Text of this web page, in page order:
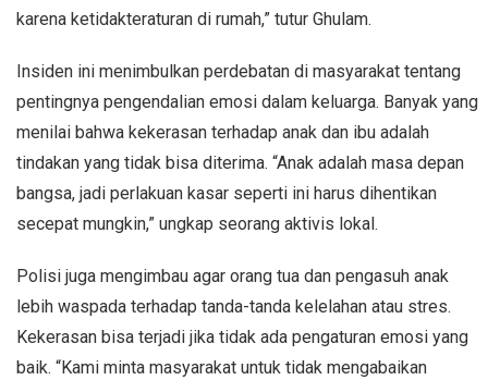
karena ketidakteraturan di rumah,” tutur Ghulam.
Insiden ini menimbulkan perdebatan di masyarakat tentang
pentingnya pengendalian emosi dalam keluarga. Banyak yang
menilai bahwa kekerasan terhadap anak dan ibu adalah
tindakan yang tidak bisa diterima. “Anak adalah masa depan
bangsa, jadi perlakuan kasar seperti ini harus dihentikan
secepat mungkin,” ungkap seorang aktivis lokal.
Polisi juga mengimbau agar orang tua dan pengasuh anak
lebih waspada terhadap tanda-tanda kelelahan atau stres.
Kekerasan bisa terjadi jika tidak ada pengaturan emosi yang
baik. “Kami minta masyarakat untuk tidak mengabaikan